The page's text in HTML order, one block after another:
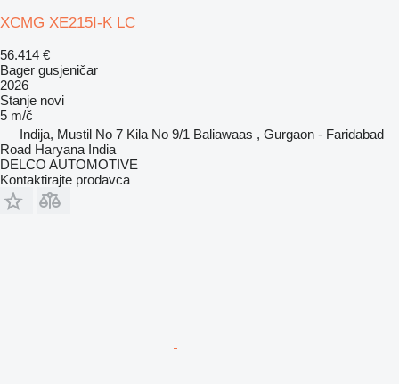
XCMG XE215I-K LC
56.414 €
Bager gusjeničar
2026
Stanje novi
5 m/č
Indija, Mustil No 7 Kila No 9/1 Baliawaas , Gurgaon - Faridabad
Road Haryana India
DELCO AUTOMOTIVE
Kontaktirajte prodavca